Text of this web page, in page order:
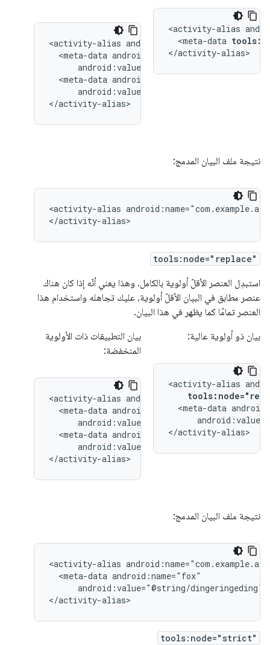
<activity-alias
<meta-data
<meta-data
android:value="@string/quack"/>
</activity-alias>
<activity-alias
<meta-data
</activity-alias>
نتيجة ملف البيان المدمج:
<activity-alias
</activity-alias>
tools:node="replace"
استبدِل العنصر الأقلّ أولوية بالكامل. وهذا يعني أنّه إذا كان هناك
عنصر مطابق في البيان الأقلّ أولوية، عليك تجاهله واستخدام هذا
العنصر تمامًا كما يظهر في هذا البيان.
بيان التطبيقات ذات الأولوية
المنخفضة:
<activity-alias
<meta-data
<meta-data
android:value="@string/quack"/>
</activity-alias>
بيان ذو أولوية عالية:
<activity-alias
<meta-data
</activity-alias>
نتيجة ملف البيان المدمج:
<activity-alias
<meta-data
android:value="@string/dingeringeding"/
</activity-alias>
tools:node="strict"